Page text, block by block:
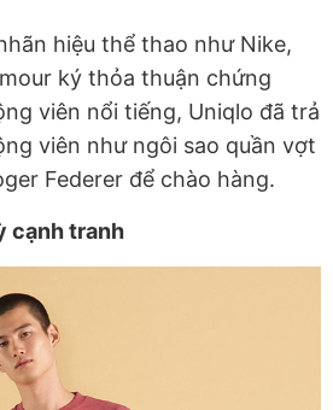
hiệu thể thao như Nike,
ký thỏa thuận chứng
viên nổi tiếng, Uniqlo đã trả
viên như ngôi sao quần vợt
Federer để chào hàng.
cạnh tranh